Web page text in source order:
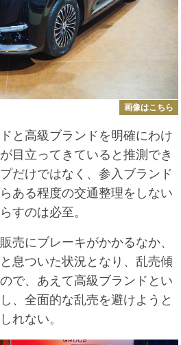
画像はこちら
と高級ブランドを明確にわけ
目立ってきていると推測でき
だけではなく、参入ブランド
ある程度の交通整理をしない
すのは必至。
売にブレーキがかかるなか、
息ついた状況となり、乱売傾
で、あえて高級ブランドとい
、全面的な乱売を避けようと
れない。